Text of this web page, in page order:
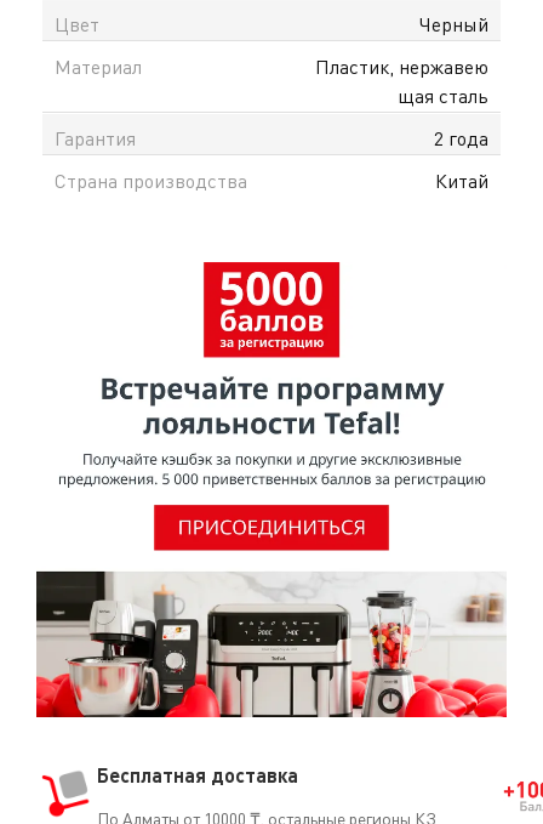
Цвет
Черный
Материал
Пластик, нержавею
щая сталь
Гарантия
2 года
Страна производства
Китай
Бесплатная доставка
По Алматы от 10000 ₸, остальные регионы КЗ